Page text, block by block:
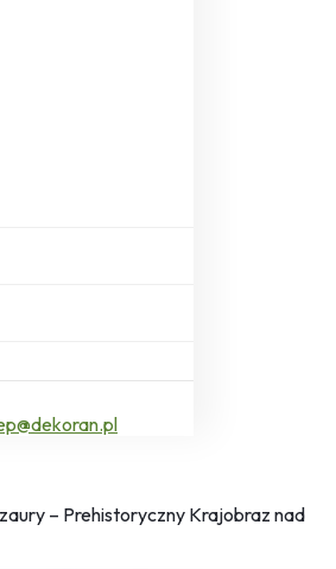
– Prehistoryczny Krajobraz nad